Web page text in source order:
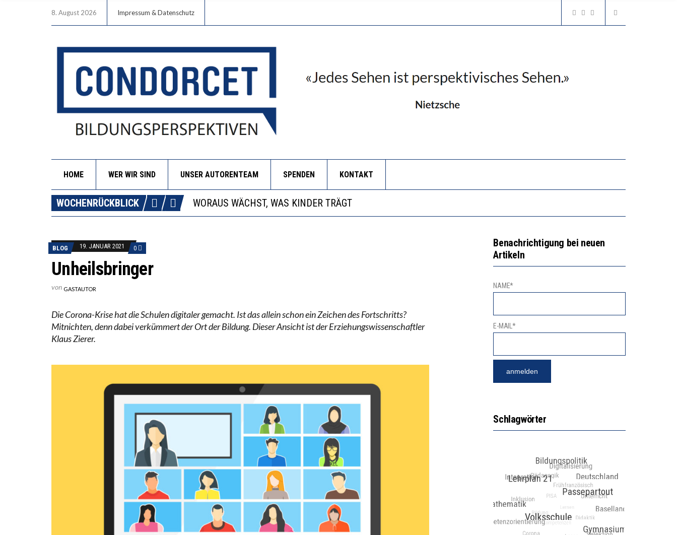
8. August 2026 Impressum & Datenschutz
HOME WER WIR SIND UNSER AUTORENTEAM SPENDEN KONTAKT
WOCHENRÜCKBLICK
DIE GANZE HILFLOSIGKEIT DES BILDUNGSBÜRGERTUMS
WORAUS WÄCHST, WAS KINDER TRÄGT
“WIR BEOBACHTEN EINEN REGELRECHTEN STURZFLUG BEI DEN LERNLEISTUNGEN”
BLOG 19. JANUAR 2021 0
Unheilsbringer
von GASTAUTOR
Die Corona-Krise hat die Schulen digitaler gemacht. Ist das allein schon ein Zeichen des Fortschritts?
Mitnichten, denn dabei verkümmert der Ort der Bildung. Dieser Ansicht ist der Erziehungswissenschaftler
Klaus Zierer.
Benachrichtigung bei neuen
Artikeln
NAME*
E-MAIL*
Schlagwörter